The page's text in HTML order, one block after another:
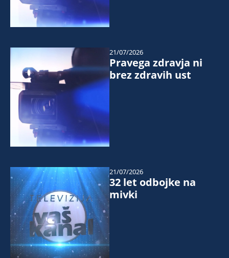
Pravega zdravja ni
brez zdravih ust
21/07/2026
32 let odbojke na
mivki
21/07/2026